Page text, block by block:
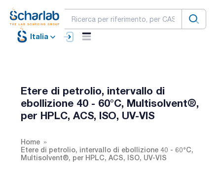
Italia
Etere di petrolio, intervallo di
ebollizione 40 - 60°C, Multisolvent®,
per HPLC, ACS, ISO, UV-VIS
Home
Etere di petrolio, intervallo di ebollizione 40 - 60°C,
Multisolvent®, per HPLC, ACS, ISO, UV-VIS